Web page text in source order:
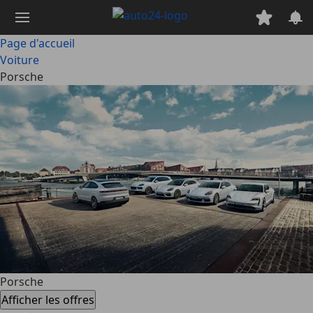
contenu
principal
Page d'accueil
Voiture
Porsche
Porsche
Afficher les offres